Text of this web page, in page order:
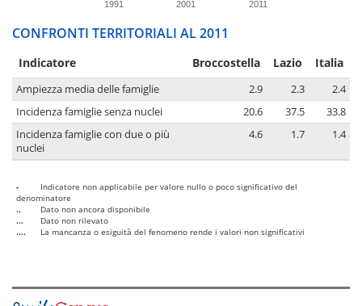
1991 2001 2011
CONFRONTI TERRITORIALI AL 2011
Indicatore Broccostella Lazio Italia
Ampiezza media delle famiglie 2.9 2.3
2.4
Incidenza famiglie senza nuclei
20.6 37.5
33.8
Incidenza famiglie con due o più
nuclei
4.6 1.7 1.4
-
Indicatore non applicabile per valore nullo o poco significativo del
denominatore
..
Dato non ancora disponibile
...
Dato non rilevato
....
La mancanza o esiguità del fenomeno rende i valori non significativi